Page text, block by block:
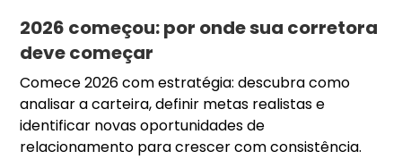
2026 começou: por onde sua corretora
deve começar
Comece 2026 com estratégia: descubra como
analisar a carteira, definir metas realistas e
identificar novas oportunidades de
relacionamento para crescer com consistência.